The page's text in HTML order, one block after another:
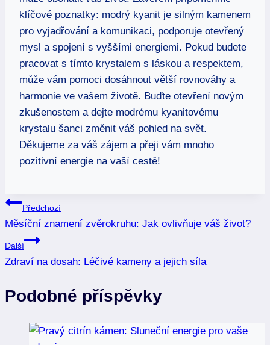
klíčové poznatky: modrý kyanit je silným kamenem
pro vyjadřování a komunikaci, podporuje otevřený
mysl a spojení s vyššími energiemi. Pokud budete
pracovat s tímto krystalem s láskou a respektem,
může vám pomoci dosáhnout větší rovnováhy a
harmonie ve vašem životě. Buďte otevření novým
zkušenostem a dejte modrému kyanitovému
krystalu šanci změnit váš pohled na svět.
Děkujeme za váš zájem a přeji vám mnoho
pozitivní energie na vaší cestě!
Navigace
pro
příspěvek
Předchozí
Měsíční znamení zvěrokruhu: Jak ovlivňuje váš život?
Další
Zdraví na dosah: Léčivé kameny a jejich síla
Podobné příspěvky